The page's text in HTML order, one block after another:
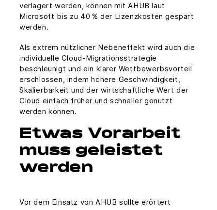
verlagert werden, können mit AHUB laut
Microsoft bis zu 40 % der Lizenzkosten gespart
werden.
Als extrem nützlicher Nebeneffekt wird auch die
individuelle Cloud-Migrationsstrategie
beschleunigt und ein klarer Wettbewerbsvorteil
erschlossen, indem höhere Geschwindigkeit,
Skalierbarkeit und der wirtschaftliche Wert der
Cloud einfach früher und schneller genutzt
werden können.
Etwas Vorarbeit
muss geleistet
werden
Vor dem Einsatz von AHUB sollte erörtert